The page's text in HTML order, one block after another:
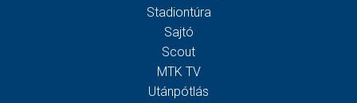
Stadiontúra
Sajtó
Scout
MTK TV
Utánpótlás